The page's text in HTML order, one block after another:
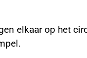
elkaar op het